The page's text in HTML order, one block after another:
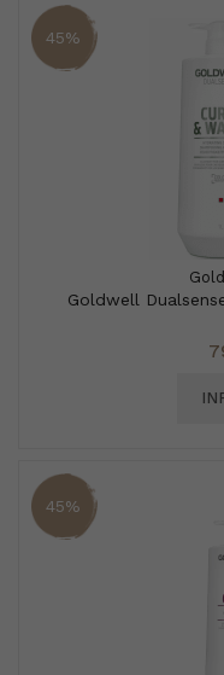
45%
Goldwell
45%